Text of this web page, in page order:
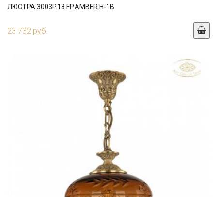
ЛЮСТРА 3003P.18.FP.AMBER.H-1B
23 732 руб.